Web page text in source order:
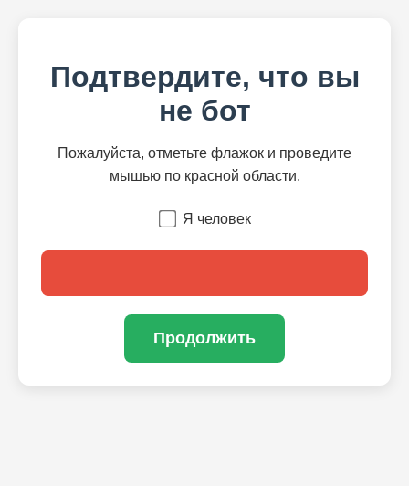
Подтвердите, что вы
не бот
Пожалуйста, отметьте флажок и проведите
мышью по красной области.
Я человек
Продолжить